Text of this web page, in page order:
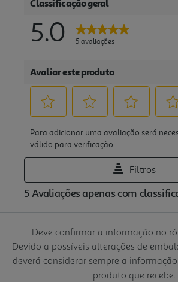
Deve confirmar a informação no
Devido a possíveis alterações de
deverá considerar sempre a
produto que recebe.